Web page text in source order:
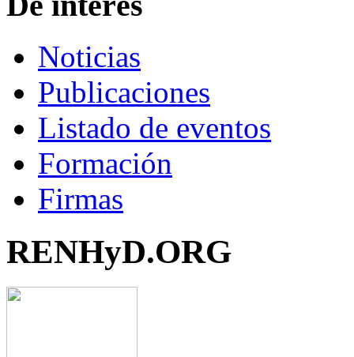
Noticias
Publicaciones
Listado de eventos
Formación
Firmas
RENHyD.ORG